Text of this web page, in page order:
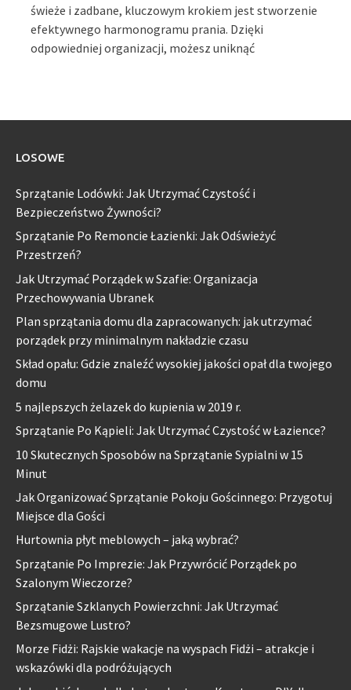
świeże i zadbane, kluczowym krokiem jest stworzenie
efektywnego harmonogramu prania. Dzięki
odpowiedniej organizacji, możesz uniknąć
LOSOWE
Sprzątanie Lodówki: Jak Utrzymać Czystość i
Bezpieczeństwo Żywności?
Sprzątanie Po Remoncie Łazienki: Jak Odświeżyć
Przestrzeń?
Jak Utrzymać Porządek w Szafie: Organizacja
Przechowywania Ubranek
Plan sprzątania domu dla zapracowanych: jak utrzymać
porządek przy minimalnym nakładzie czasu
Skład opału: Gdzie znaleźć wysokiej jakości opał dla twojego
domu
5 najlepszych żelazek do kupienia w 2019 r.
Sprzątanie Po Kąpieli: Jak Utrzymać Czystość w Łazience?
10 Skutecznych Sposobów na Sprzątanie Sypialni w 15
Minut
Jak Organizować Sprzątanie Pokoju Gościnnego: Przygotuj
Miejsce dla Gości
Hurtownia płyt meblowych – jaką wybrać?
Sprzątanie Po Imprezie: Jak Przywrócić Porządek po
Szalonym Wieczorze?
Sprzątanie Szklanych Powierzchni: Jak Utrzymać
Bezsmugowe Lustro?
Morze Fidżi: Rajskie wakacje na wyspach Fidżi – atrakcje i
wskazówki dla podróżujących